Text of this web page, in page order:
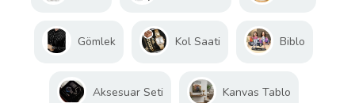
Gömlek Kol Saati Biblo
Aksesuar Seti Kanvas Tablo